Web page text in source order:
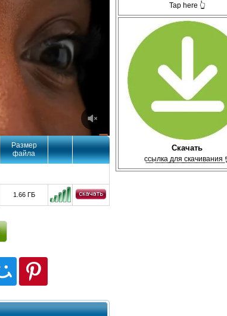
Tap here 👆
Скачать
с̲с̲ы̲л̲к̲а̲ ̲д̲л̲я̲ ̲с̲к̲а̲ч̲и̲в̲а̲н̲и̲я̲
Размер
файла
1.66 ГБ